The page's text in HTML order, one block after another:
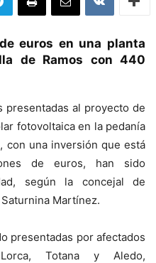
euros en una planta
de Ramos con 440
presentadas al proyecto de
fotovoltaica en la pedanía
con una inversión que está
de euros, han sido
según la concejal de
Martínez.
presentadas por afectados
Totana y Aledo,